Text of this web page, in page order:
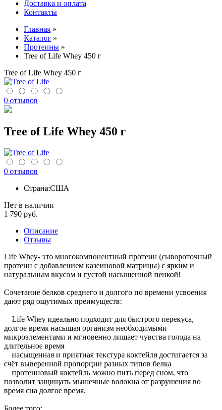
Доставка и оплата
Контакты
Главная »
Каталог »
Протеины »
Tree of Life Whey 450 г
Tree of Life Whey 450 г
0 отзывов
Tree of Life Whey 450 г
0 отзывов
Страна:США
Нет в наличии
1 790 руб.
Описание
Отзывы
Life Whey- это многокомпонентный протеин (сывороточный
протеин с добавлением казеиновой матрицы) с ярким и
натуральным вкусом и густой насыщенной пенкой!
Сочетание белков среднего и долгого по времени усвоения
дают ряд ощутимых преимуществ:
Life Whey идеально подходит для быстрого перекуса,
долгое время насыщая организм необходимыми
микроэлементами и мгновенно лишает чувства голода на
длительное время
насыщенная и приятная текстура коктейля достигается за
счёт выверенной пропорции разных типов белка
протеиновый коктейль можно пить перед сном, что
позволит защищать мышечные волокна от разрушения во
время сна долгое время.
Более того: